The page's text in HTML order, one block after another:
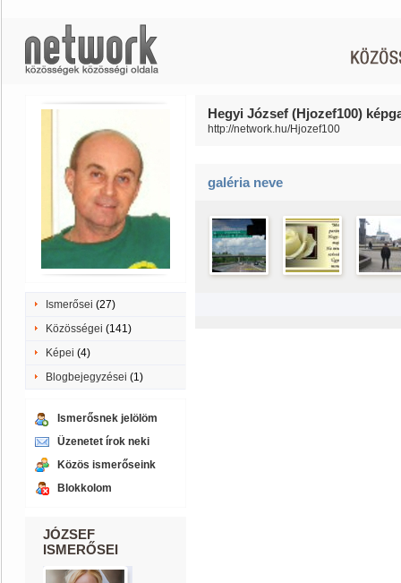
Ismerősei (27)
Közösségei (141)
Képei (4)
Blogbejegyzései (1)
Ismerősnek jelölöm
Üzenetet írok neki
Közös ismerőseink
Blokkolom
JÓZSEF
ISMERŐSEI
Hegyi József (Hjozef100)
http://network.hu/Hjozef100
galéria neve